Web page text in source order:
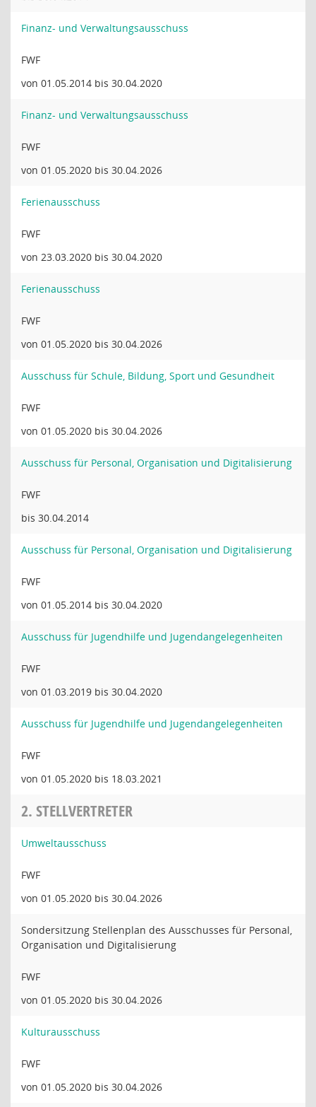
Finanz- und Verwaltungsausschuss
FWF
von 01.05.2014 bis 30.04.2020
Finanz- und Verwaltungsausschuss
FWF
von 01.05.2020 bis 30.04.2026
Ferienausschuss
FWF
von 23.03.2020 bis 30.04.2020
Ferienausschuss
FWF
von 01.05.2020 bis 30.04.2026
Ausschuss für Schule, Bildung, Sport und Gesundheit
FWF
von 01.05.2020 bis 30.04.2026
Ausschuss für Personal, Organisation und Digitalisierung
FWF
bis 30.04.2014
Ausschuss für Personal, Organisation und Digitalisierung
FWF
von 01.05.2014 bis 30.04.2020
Ausschuss für Jugendhilfe und Jugendangelegenheiten
FWF
von 01.03.2019 bis 30.04.2020
Ausschuss für Jugendhilfe und Jugendangelegenheiten
FWF
von 01.05.2020 bis 18.03.2021
2. STELLVERTRETER
Umweltausschuss
FWF
von 01.05.2020 bis 30.04.2026
Sondersitzung Stellenplan des Ausschusses für Personal,
Organisation und Digitalisierung
FWF
von 01.05.2020 bis 30.04.2026
Kulturausschuss
FWF
von 01.05.2020 bis 30.04.2026